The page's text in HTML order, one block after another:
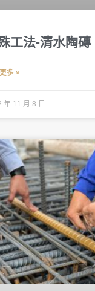
工法-清水陶磚
多 »
年 11 月 8 日